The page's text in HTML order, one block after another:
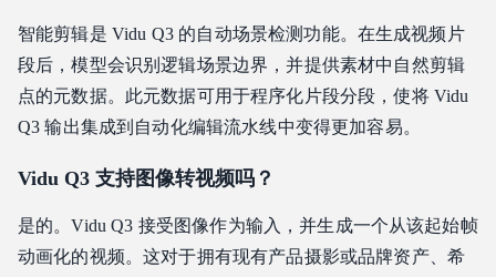
智能剪辑是 Vidu Q3 的自动场景检测功能。在生成视频片
段后，模型会识别逻辑场景边界，并提供素材中自然剪辑
点的元数据。此元数据可用于程序化片段分段，使将 Vidu
Q3 输出集成到自动化编辑流水线中变得更加容易。
Vidu Q3 支持图像转视频吗？
是的。Vidu Q3 接受图像作为输入，并生成一个从该起始帧
动画化的视频。这对于拥有现有产品摄影或品牌资产、希